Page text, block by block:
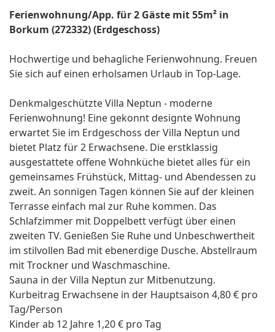
Ferienwohnung/App. für 2 Gäste mit 55m² in
Borkum (272332) (Erdgeschoss)
Hochwertige und behagliche Ferienwohnung. Freuen
Sie sich auf einen erholsamen Urlaub in Top-Lage.
Denkmalgeschützte Villa Neptun - moderne
Ferienwohnung! Eine gekonnt designte Wohnung
erwartet Sie im Erdgeschoss der Villa Neptun und
bietet Platz für 2 Erwachsene. Die erstklassig
ausgestattete offene Wohnküche bietet alles für ein
gemeinsames Frühstück, Mittag- und Abendessen zu
zweit. An sonnigen Tagen können Sie auf der kleinen
Terrasse einfach mal zur Ruhe kommen. Das
Schlafzimmer mit Doppelbett verfügt über einen
zweiten TV. Genießen Sie Ruhe und Unbeschwertheit
im stilvollen Bad mit ebenerdige Dusche. Abstellraum
mit Trockner und Waschmaschine.
Sauna in der Villa Neptun zur Mitbenutzung.
Kurbeitrag Erwachsene in der Hauptsaison 4,80 € pro
Tag/Person
Kinder ab 12 Jahre 1,20 € pro Tag